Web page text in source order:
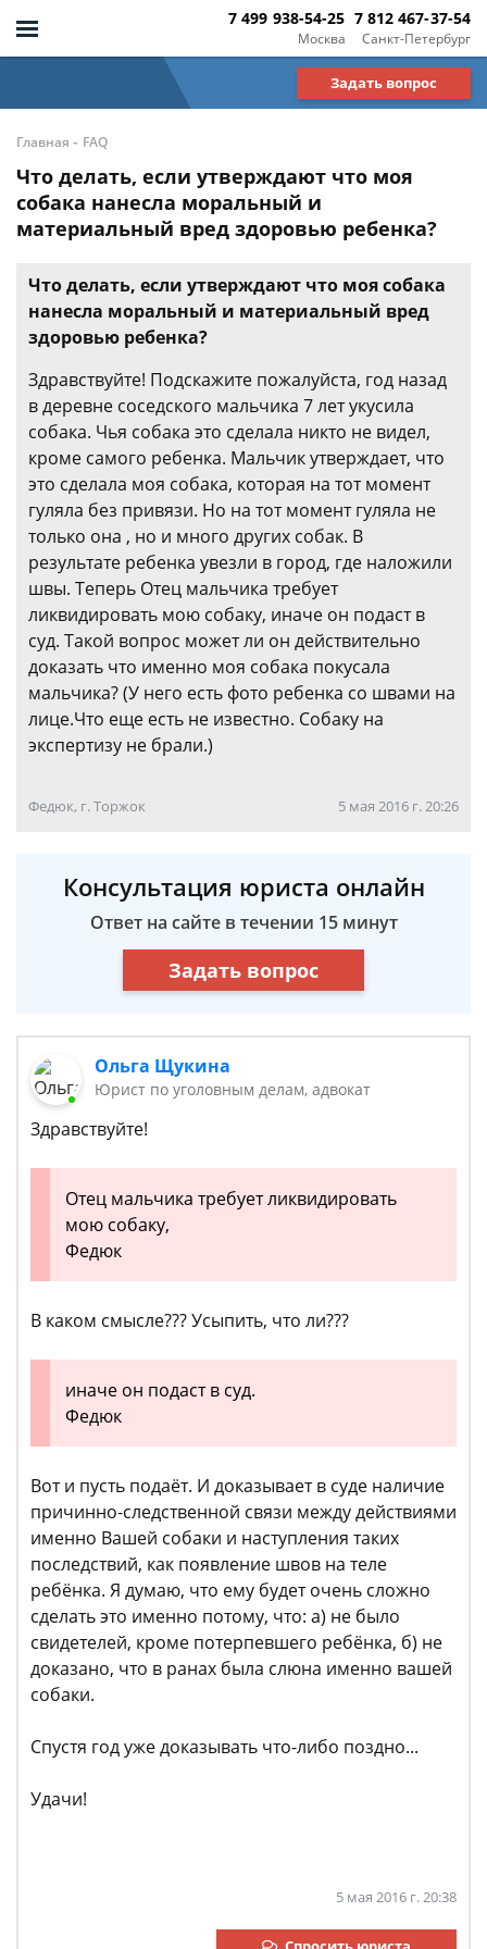
Москва
7 499 938-54-25
Санкт-Петербург
7 812 467-37-54
Задать вопрос
Главная - FAQ
Что делать, если утверждают что моя
собака нанесла моральный и
материальный вред здоровью ребенка?
Что делать, если утверждают что моя собака
нанесла моральный и материальный вред
здоровью ребенка?
Здравствуйте! Подскажите пожалуйста, год назад
в деревне соседского мальчика 7 лет укусила
собака. Чья собака это сделала никто не видел,
кроме самого ребенка. Мальчик утверждает, что
это сделала моя собака, которая на тот момент
гуляла без привязи. Но на тот момент гуляла не
только она , но и много других собак. В
результате ребенка увезли в город, где наложили
швы. Теперь Отец мальчика требует
ликвидировать мою собаку, иначе он подаст в
суд. Такой вопрос может ли он действительно
доказать что именно моя собака покусала
мальчика? (У него есть фото ребенка со швами на
лице.Что еще есть не известно. Собаку на
экспертизу не брали.)
Федюк, г. Торжок 5 мая 2016 г. 20:26
Консультация юриста онлайн
Ответ на сайте в течении 15 минут
Задать вопрос
Ольга Щукина
Юрист по уголовным делам, адвокат
Здравствуйте!
Отец мальчика требует ликвидировать
мою собаку,
Федюк
В каком смысле??? Усыпить, что ли???
иначе он подаст в суд.
Федюк
Вот и пусть подаёт. И доказывает в суде наличие
причинно-следственной связи между действиями
именно Вашей собаки и наступления таких
последствий, как появление швов на теле
ребёнка. Я думаю, что ему будет очень сложно
сделать это именно потому, что: а) не было
свидетелей, кроме потерпевшего ребёнка, б) не
доказано, что в ранах была слюна именно вашей
собаки.
Спустя год уже доказывать что-либо поздно...
Удачи!
5 мая 2016 г. 20:38